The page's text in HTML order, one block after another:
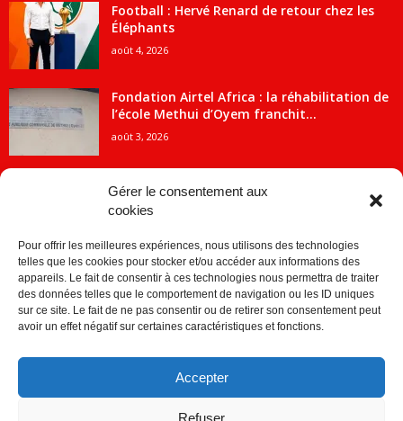
Gérer le consentement aux
cookies
Pour offrir les meilleures expériences, nous utilisons des technologies
telles que les cookies pour stocker et/ou accéder aux informations des
appareils. Le fait de consentir à ces technologies nous permettra de traiter
des données telles que le comportement de navigation ou les ID uniques
sur ce site. Le fait de ne pas consentir ou de retirer son consentement peut
avoir un effet négatif sur certaines caractéristiques et fonctions.
Accepter
Refuser
Football : Hervé Renard de retour chez les
Éléphants
août 4, 2026
Fondation Airtel Africa : la réhabilitation de
l’école Methui d’Oyem franchit...
août 3, 2026
ACTUALITES
Economie 2091
1840
Société
Sport 859